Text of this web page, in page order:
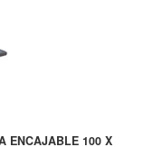
ENCAJABLE 100 X